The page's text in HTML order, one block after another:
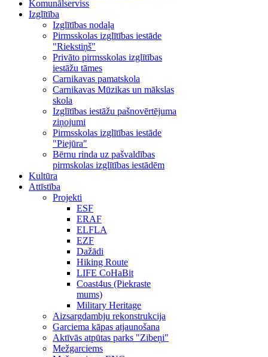
Komunālserviss
Izglītība
Izglītības nodaļa
Pirmsskolas izglītības iestāde
"Riekstiņš"
Privāto pirmsskolas izglītības
iestāžu tāmes
Carnikavas pamatskola
Carnikavas Mūzikas un mākslas
skola
Izglītības iestāžu pašnovērtējuma
ziņojumi
Pirmsskolas izglītības iestāde
"Piejūra"
Bērnu rinda uz pašvaldības
pirmskolas izglītības iestādēm
Kultūra
Attīstība
Projekti
ESF
ERAF
ELFLA
EZF
Dažādi
Hiking Route
LIFE CoHaBit
Coast4us (Piekraste
mums)
Military Heritage
Aizsargdambju rekonstrukcija
Garciema kāpas atjaunošana
Aktīvās atpūtas parks "Zibeņi"
Mežgarciems